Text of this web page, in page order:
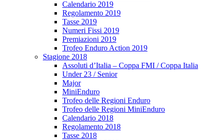
Calendario 2019
Regolamento 2019
Tasse 2019
Numeri Fissi 2019
Premiazioni 2019
Trofeo Enduro Action 2019
Stagione 2018
Assoluti d’Italia – Coppa FMI / Coppa Italia
Under 23 / Senior
Major
MiniEnduro
Trofeo delle Regioni Enduro
Trofeo delle Regioni MiniEnduro
Calendario 2018
Regolamento 2018
Tasse 2018